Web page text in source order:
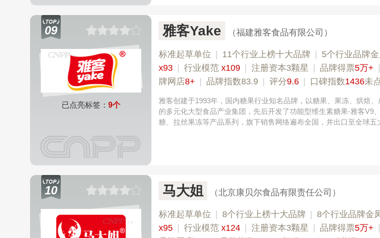
09
已点亮标签： 9个
雅客Yake （福建雅客食品有限公司）
标准起草单位 11个行业上榜十大品牌 5个行业品牌
x93
行业模范 x109 注册资本3颗星 品牌得票5万+
牌网店8+ 品牌指数83.9 评分9.6 口碑指数1436未
雅客创建于1993年，国内糖果行业知名品牌，以糖果、果冻、烘焙
的多元化大型食品产业集团，先后开发了功能型维生素糖果-雅客V9
糖、拉丝果冻等产品系列，旗下销售网络遍布全国，并出口至全球五
10 马大姐 （北京康贝尔食品有限责任公司）
标准起草单位 8个行业上榜十大品牌 8个行业品牌金
x95
行业模范 x124 注册资本3颗星 品牌得票5万+